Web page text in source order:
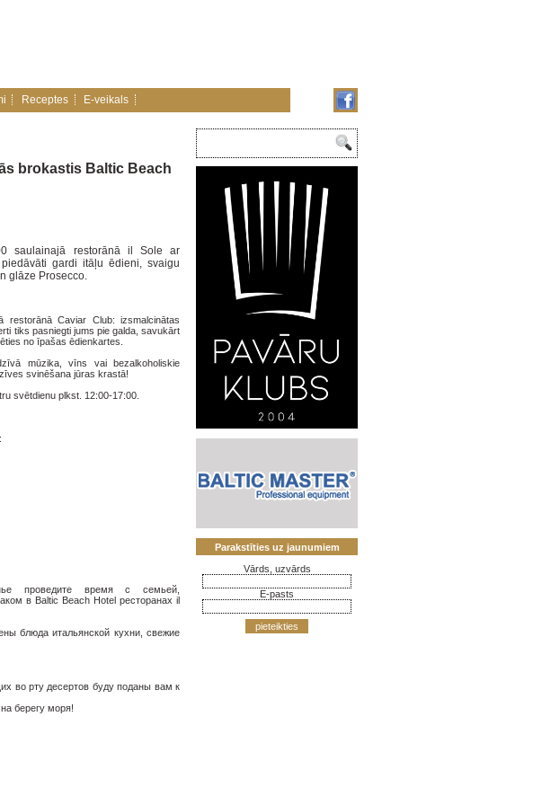
Receptes E-veikals
brokastis Baltic Beach
saulainajā restorānā il Sole ar
gardi itāļu ēdieni, svaigu
glāze Prosecco.
restorānā Caviar Club: izsmalcinātas
tiks pasniegti jums pie galda, savukārt
no īpašas ēdienkartes.
mūzika, vīns vai bezalkoholiskie
svinēšana jūras krastā!
svētdienu plkst. 12:00-17:00.
проведите время с семьей,
в Baltic Beach Hotel ресторанах il
блюда итальянской кухни, свежие
во рту десертов буду поданы вам к
берегу моря!
Parakstīties uz jaunumiem
Vārds, uzvārds
E-pasts
pieteikties